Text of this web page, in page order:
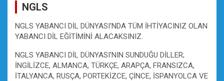
NGLS
NGLS YABANCI DİL DÜNYASI'NDA TÜM İHTİYACINIZ OLAN
YABANCI DİL EĞİTİMİNİ ALACAKSINIZ.
NGLS YABANCI DİL DÜNYASI'NIN SUNDUĞU DİLLER;
İNGİLİZCE, ALMANCA, TÜRKÇE, ARAPÇA, FRANSIZCA,
İTALYANCA, RUSÇA, PORTEKİZCE, ÇİNCE, İSPANYOLCA VE